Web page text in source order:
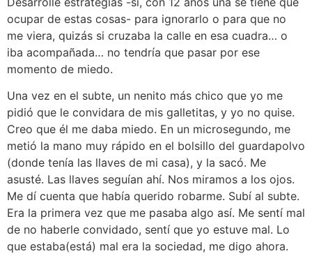
ocupar de estas cosas- para ignorarlo o para que no
me viera, quizás si cruzaba la calle en esa cuadra… o
iba acompañada… no tendría que pasar por ese
momento de miedo.
Una vez en el subte, un nenito más chico que yo me
pidió que le convidara de mis galletitas, y yo no quise.
Creo que él me daba miedo. En un microsegundo, me
metió la mano muy rápido en el bolsillo del guardapolvo
(donde tenía las llaves de mi casa), y la sacó. Me
asusté. Las llaves seguían ahí. Nos miramos a los ojos.
Me dí cuenta que había querido robarme. Subí al subte.
Era la primera vez que me pasaba algo así. Me sentí mal
de no haberle convidado, sentí que yo estuve mal. Lo
que estaba(está) mal era la sociedad, me digo ahora.